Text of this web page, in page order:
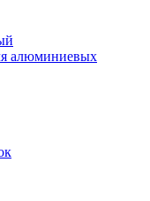
алюминиевых